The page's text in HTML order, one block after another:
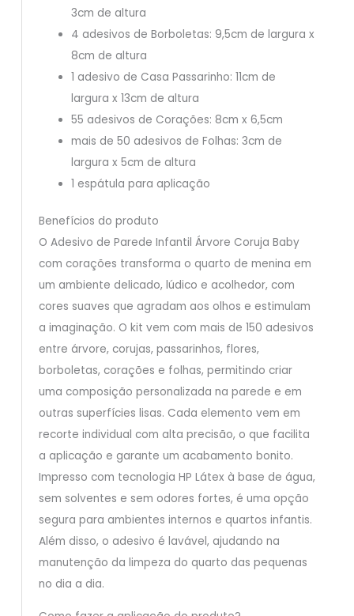
3cm de altura
4 adesivos de Borboletas: 9,5cm de largura x
8cm de altura
1 adesivo de Casa Passarinho: 11cm de
largura x 13cm de altura
55 adesivos de Corações: 8cm x 6,5cm
mais de 50 adesivos de Folhas: 3cm de
largura x 5cm de altura
1 espátula para aplicação
Benefícios do produto
O Adesivo de Parede Infantil Árvore Coruja Baby
com corações transforma o quarto de menina em
um ambiente delicado, lúdico e acolhedor, com
cores suaves que agradam aos olhos e estimulam
a imaginação. O kit vem com mais de 150 adesivos
entre árvore, corujas, passarinhos, flores,
borboletas, corações e folhas, permitindo criar
uma composição personalizada na parede e em
outras superfícies lisas. Cada elemento vem em
recorte individual com alta precisão, o que facilita
a aplicação e garante um acabamento bonito.
Impresso com tecnologia HP Látex à base de água,
sem solventes e sem odores fortes, é uma opção
segura para ambientes internos e quartos infantis.
Além disso, o adesivo é lavável, ajudando na
manutenção da limpeza do quarto das pequenas
no dia a dia.